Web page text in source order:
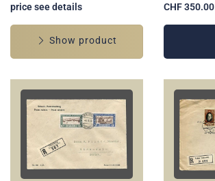
price see details
Show product
CHF 350.00